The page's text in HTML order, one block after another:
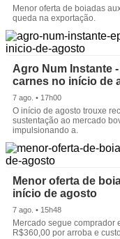
Menor oferta de boiadas
queda na exportação.
Agro Num Instante
carnes no início de
7 ago. • 17h00
O início de agosto trouxe
sustentação ao mercado
impulsionando a.
Menor oferta de
início de agosto
7 ago. • 15h48
Mercado segue comprador
R$360,00 por arroba e